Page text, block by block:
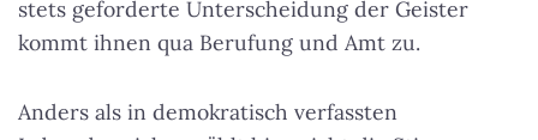
stets geforderte Unterscheidung der Geister
kommt ihnen qua Berufung und Amt zu.
Anders als in demokratisch verfassten